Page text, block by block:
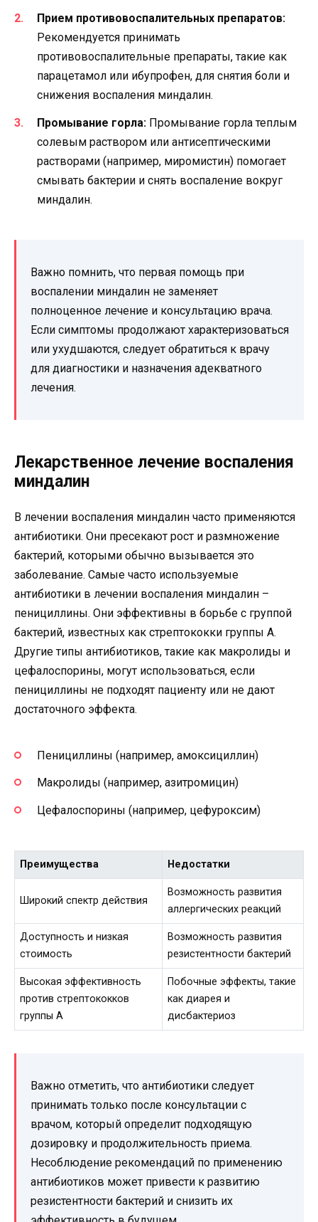
Прием противовоспалительных препаратов:
Рекомендуется принимать
противовоспалительные препараты, такие как
парацетамол или ибупрофен, для снятия боли и
снижения воспаления миндалин.
Промывание горла: Промывание горла теплым
солевым раствором или антисептическими
растворами (например, миромистин) помогает
смывать бактерии и снять воспаление вокруг
миндалин.
Важно помнить, что первая помощь при
воспалении миндалин не заменяет
полноценное лечение и консультацию врача.
Если симптомы продолжают характеризоваться
или ухудшаются, следует обратиться к врачу
для диагностики и назначения адекватного
лечения.
Лекарственное лечение воспаления
миндалин
В лечении воспаления миндалин часто применяются
антибиотики. Они пресекают рост и размножение
бактерий, которыми обычно вызывается это
заболевание. Самые часто используемые
антибиотики в лечении воспаления миндалин –
пенициллины. Они эффективны в борьбе с группой
бактерий, известных как стрептококки группы A.
Другие типы антибиотиков, такие как макролиды и
цефалоспорины, могут использоваться, если
пенициллины не подходят пациенту или не дают
достаточного эффекта.
Пенициллины (например, амоксициллин)
Макролиды (например, азитромицин)
Цефалоспорины (например, цефуроксим)
Преимущества Недостатки
Широкий спектр действия
Возможность развития
аллергических реакций
Доступность и низкая
стоимость
Возможность развития
резистентности бактерий
Высокая эффективность
против стрептококков
группы A
Побочные эффекты, такие
как диарея и
дисбактериоз
Важно отметить, что антибиотики следует
принимать только после консультации с
врачом, который определит подходящую
дозировку и продолжительность приема.
Несоблюдение рекомендаций по применению
антибиотиков может привести к развитию
резистентности бактерий и снизить их